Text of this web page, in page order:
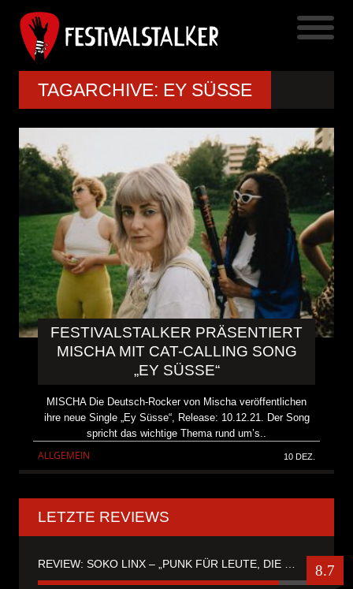
TAGARCHIVE: EY SÜSSE
FESTIVALSTALKER PRÄSENTIERT
MISCHA MIT CAT-CALLING SONG
„EY SÜSSE“
MISCHA Die Deutsch-Rocker von Mischa veröffentlichen
ihre neue Single „Ey Süsse“, Release: 10.12.21. Der Song
spricht das wichtige Thema rund um’s..
ALLGEMEIN 10 DEZ.
LETZTE REVIEWS
8.7